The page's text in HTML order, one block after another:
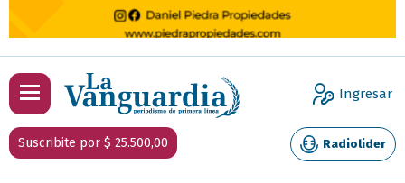
Ingresar
Suscribite por $ 25.500,00 Radiolider